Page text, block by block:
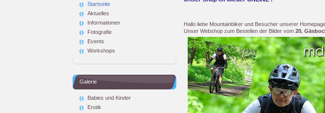
Startseite
Aktuelles
Informationen
Fotografie
Events
Workshops
Galerie
Babies und Kinder
Erotik
Hallo liebe Mountainbiker und Besucher unserer
Unser Webshop zum Bestellen der Bilder vom 20.